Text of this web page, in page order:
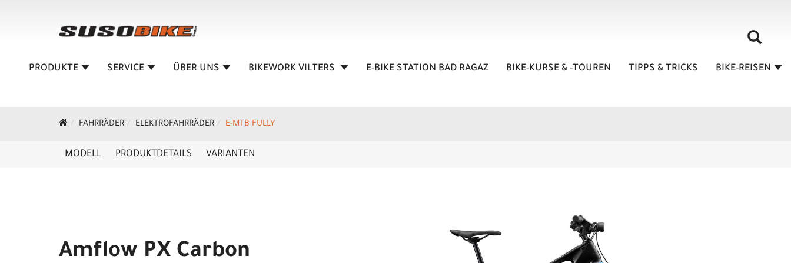
PRODUKTE SERVICE ÜBER UNS BIKEWORK VILTERS E-BIKE STATION BAD RAGAZ BIKE-KURSE & -TOUREN TIPPS & TRICKS BIKE-REISEN
FAHRRÄDER ELEKTROFAHRRÄDER E-MTB FULLY
MODELL PRODUKTDETAILS VARIANTEN
Amflow PX Carbon